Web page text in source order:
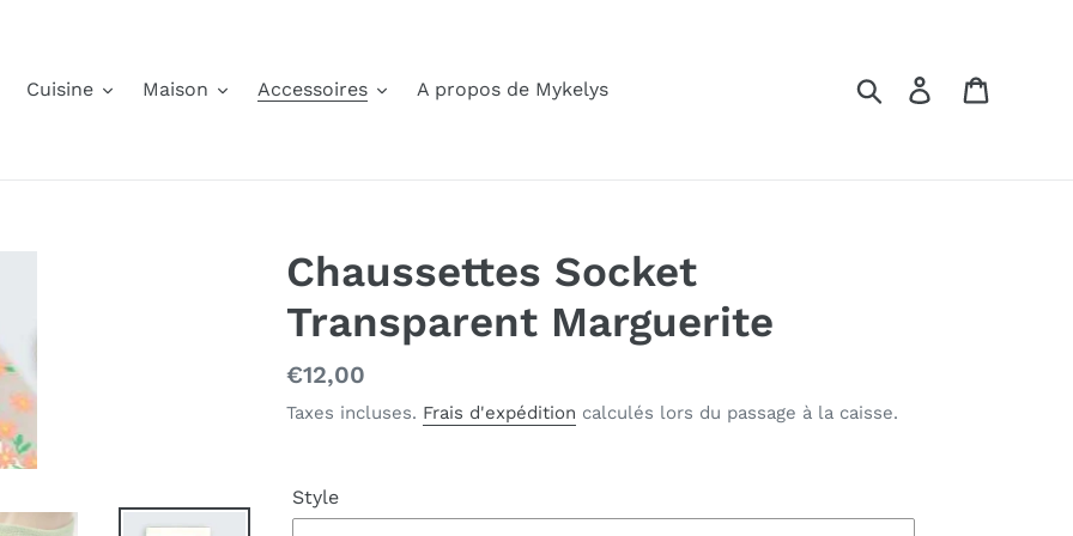
Cuisine Maison Accessoires A propos de Mykelys RechercherSe connecter
Chaussettes Socket
Transparent Marguerite
Prix
normal
€12,00
Taxes incluses. Frais d'expédition calculés lors du passage à la caisse.
Style